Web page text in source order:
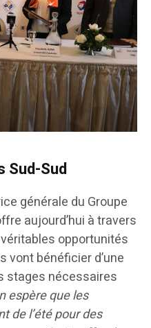
Sud-Sud
générale du Groupe
aujourd’hui à travers
opportunités
vont bénéficier d’une
stages nécessaires
espère que les
de l’été pour des